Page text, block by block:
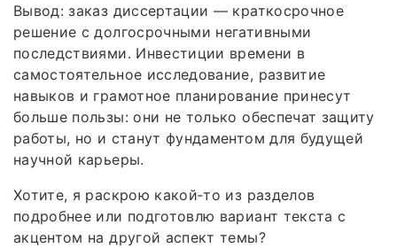
Вывод: заказ диссертации — краткосрочное
решение с долгосрочными негативными
последствиями. Инвестиции времени в
самостоятельное исследование, развитие
навыков и грамотное планирование принесут
больше пользы: они не только обеспечат защиту
работы, но и станут фундаментом для будущей
научной карьеры.
Хотите, я раскрою какой‑то из разделов
подробнее или подготовлю вариант текста с
акцентом на другой аспект темы?